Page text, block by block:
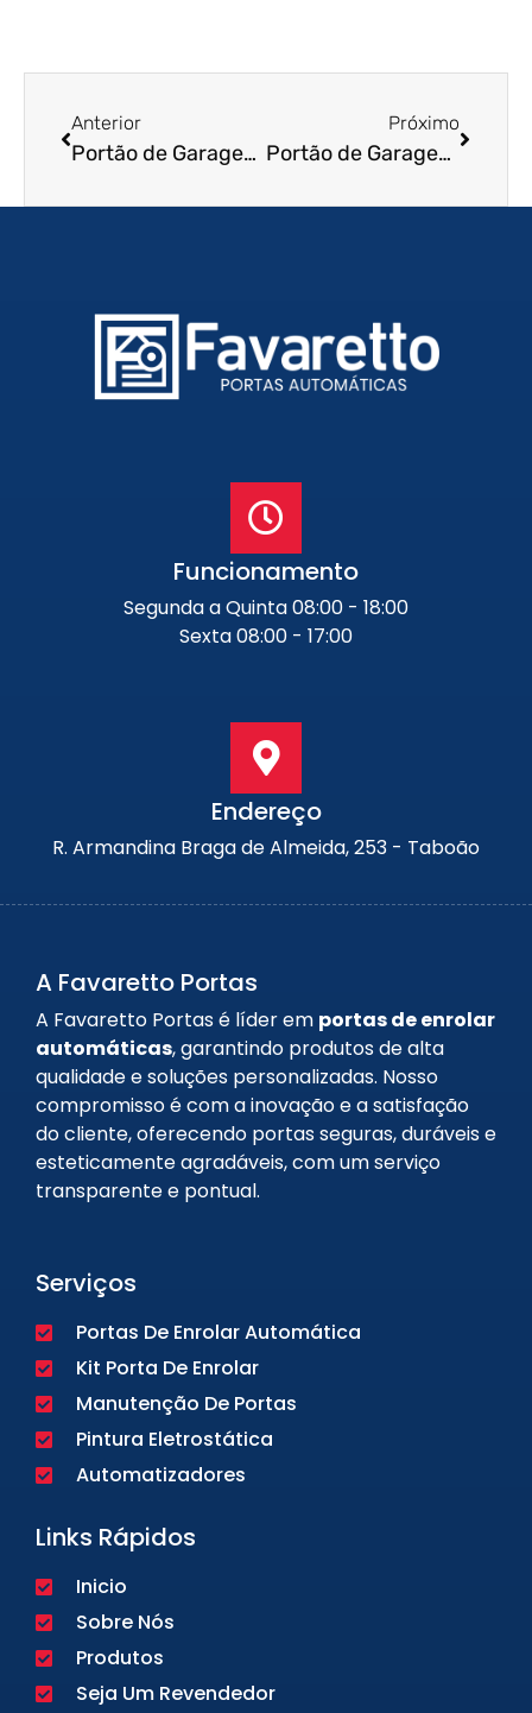
Anterior
Portão de Garagem de Enrolar em Itaboraí – RJ
Próximo
Portão de Garagem de Enrolar em Itaperuna – RJ
Funcionamento
Segunda a Quinta 08:00 - 18:00
Sexta 08:00 - 17:00
Endereço
R. Armandina Braga de Almeida, 253 - Taboão
A Favaretto Portas
A Favaretto Portas é líder em portas de enrolar
automáticas, garantindo produtos de alta
qualidade e soluções personalizadas. Nosso
compromisso é com a inovação e a satisfação
do cliente, oferecendo portas seguras, duráveis e
esteticamente agradáveis, com um serviço
transparente e pontual.
Serviços
Portas De Enrolar Automática
Kit Porta De Enrolar
Manutenção De Portas
Pintura Eletrostática
Automatizadores
Links Rápidos
Inicio
Sobre Nós
Produtos
Seja Um Revendedor